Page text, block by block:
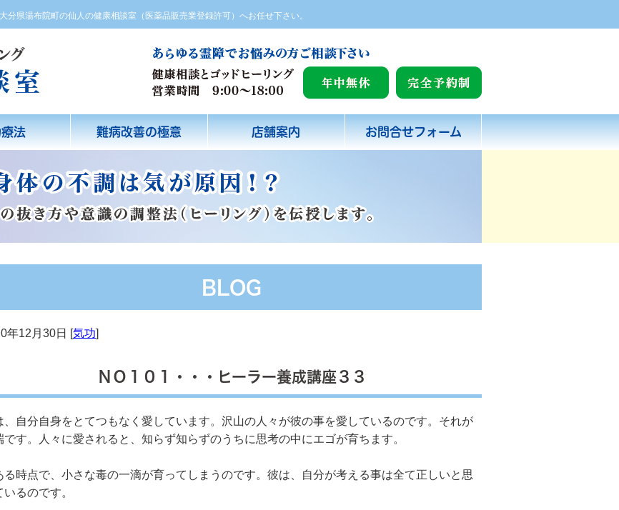
県湯布院町の仙人の健康相談室（医薬品販売業登録許可）へお任せ下さい。
法 難病改善の極意 店舗案内 お問合せフォーム
BLOG
年12月30日 [気功]
ＮＯ１０１・・・ヒーラー養成講座３３
、自分自身をとてつもなく愛しています。沢山の人々が彼の事を愛しているのです。それが
です。人々に愛されると、知らず知らずのうちに思考の中にエゴが育ちます。
時点で、小さな毒の一滴が育ってしまうのです。彼は、自分が考える事は全て正しいと思
いるのです。